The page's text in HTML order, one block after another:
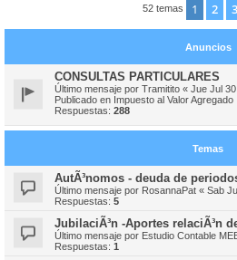
52 temas 1 2 3
Anuncios
CONSULTAS PARTICULARES
Último mensaje por Tramitito « Jue Jul
Publicado en Impuesto al Valor Agregado
Respuestas: 288
Temas
AutÃ³nomos - deuda de
Último mensaje por RosannaPat « Sab
Respuestas: 5
JubilaciÃ³n -Aportes relaciÃ³n
Último mensaje por Estudio Contable
Respuestas: 1